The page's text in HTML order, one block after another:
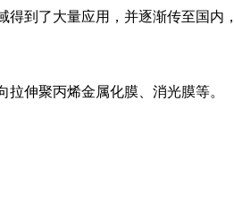
得到了大量应用，并逐渐传至国内
伸聚丙烯金属化膜、消光膜等。